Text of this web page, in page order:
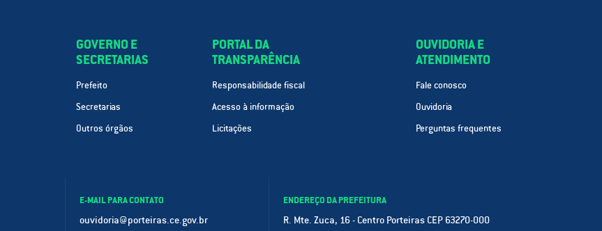
GOVERNO E
SECRETARIAS
Prefeito
Secretarias
Outros órgãos
PORTAL DA
TRANSPARÊNCIA
Responsabilidade fiscal
Acesso à informação
Licitações
OUVIDORIA E
ATENDIMENTO
Fale conosco
Ouvidoria
Perguntas frequentes
E-MAIL PARA CONTATO
ouvidoria@porteiras.ce.gov.br
ENDEREÇO DA PREFEITURA
R. Mte. Zuca, 16 - Centro Porteiras CEP 63270-000